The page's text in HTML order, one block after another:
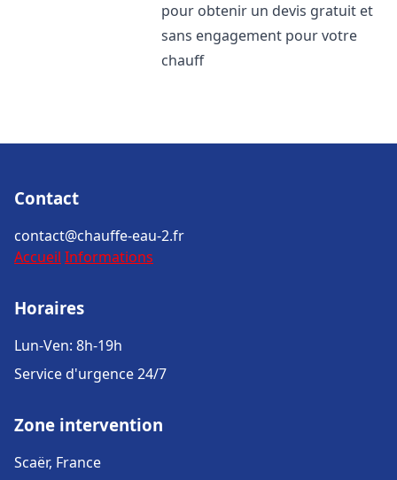
pour obtenir un devis gratuit et
sans engagement pour votre
chauff
Contact
contact@chauffe-eau-2.fr
Accueil Informations
Horaires
Lun-Ven: 8h-19h
Service d'urgence 24/7
Zone intervention
Scaër, France